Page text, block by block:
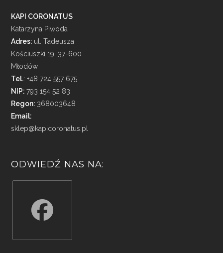
KAPI CORONATUS
Katarzyna Piwoda
Adres: ul. Tadeusza
Kościuszki 19, 37-600
Młodów
Tel.: +48 724 557 675
NIP:793 154 52 83
Regon: 368003648
Email:
sklep@kapicoronatus.pl
ODWIEDŹ NAS NA: